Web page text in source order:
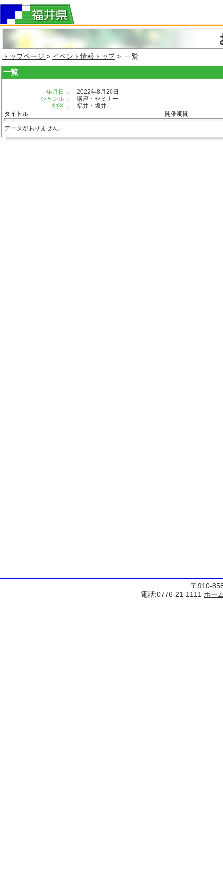
トップページ > イベント情報トップ> 一覧
一覧
年月日：
2022年8月20日
ジャンル：
講座・セミナー
地区：
福井・坂井
タイトル
開催期間
データがありません。
〒910-
電話:0776-21-1111 ホー